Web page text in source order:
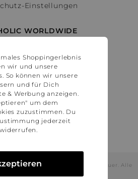
Einstellungen
WORLDWIDE
Österreich
Schweiz
France
United States
munich.
gesetzlichen Mehrwertsteuer. Alle
Shoppingerlebnis
wir und unsere
So können wir unsere
und für Dich
& Werbung anzeigen.
um dem
zuzustimmen. Du
jederzeit